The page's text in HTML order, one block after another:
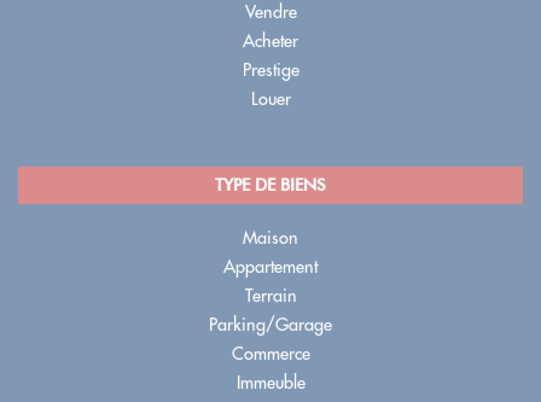
Vendre
Acheter
Prestige
Louer
TYPE DE BIENS
Maison
Appartement
Terrain
Parking/Garage
Commerce
Immeuble